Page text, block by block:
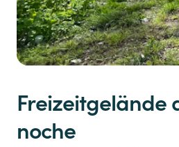
Freizeitgelände
noche